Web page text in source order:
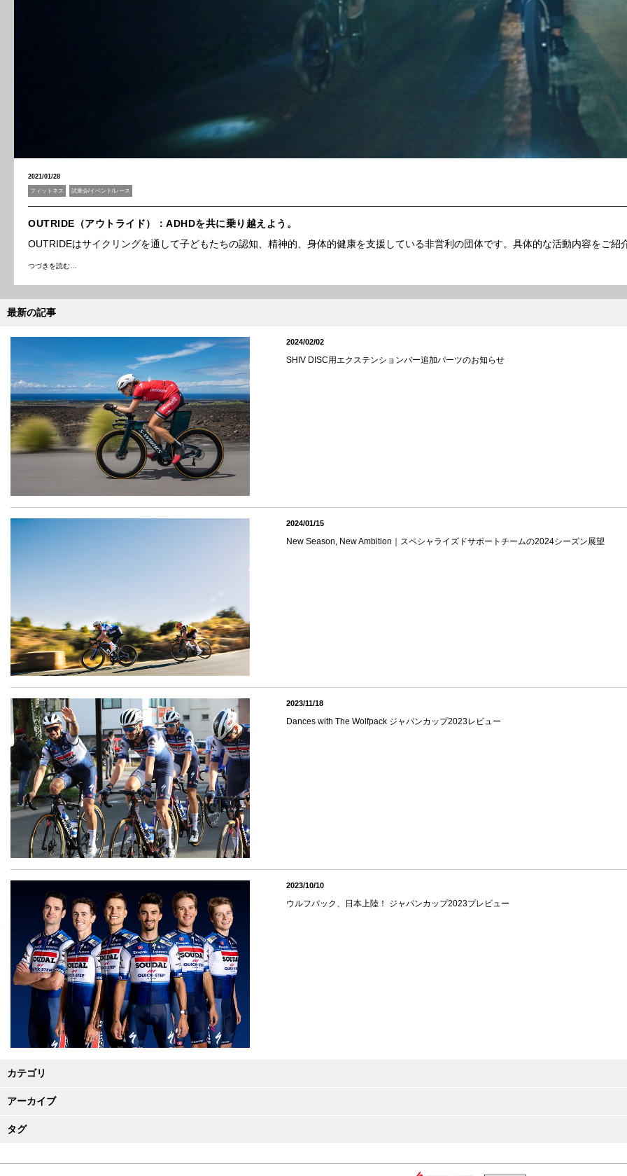
2021/01/28
フィットネス 試乗会/イベント/レース
OUTRIDE（アウトライド）：ADHDを共に乗り越えよう。
OUTRIDEはサイクリングを通して子どもたちの認知、精神的、身体的健康を支援している非営利の団体です。具体的な活動内容をご紹
つづきを読む…
最新の記事
2024/02/02
SHIV DISC用エクステンションバー追加パーツのお知らせ
2024/01/15
New Season, New Ambition｜スペシャライズドサポートチームの2024シーズン展望
2023/11/18
Dances with The Wolfpack ジャパンカップ2023レビュー
2023/10/10
ウルフパック、日本上陸！ ジャパンカップ2023プレビュー
カテゴリ
アーカイブ
タグ